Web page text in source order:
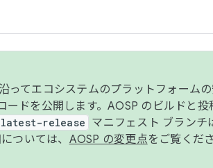
てエコシステムのプラットフォームの
ドを公開します。AOSP のビルドと投
release マニフェスト ブランチ
ついては、 AOSP の変更点をご覧くだ